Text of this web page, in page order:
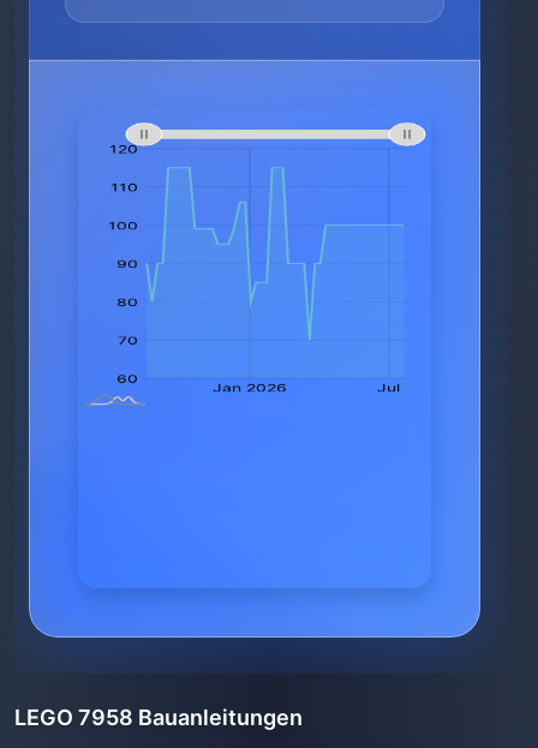
LEGO 7958 Bauanleitungen